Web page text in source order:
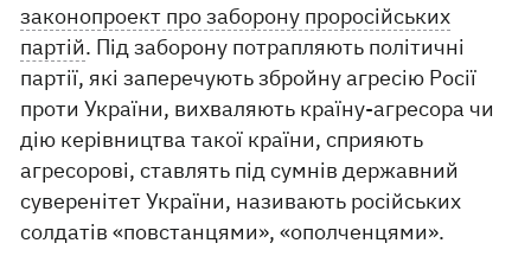
законопроект про заборону проросійських
партій. Під заборону потрапляють політичні
партії, які заперечують збройну агресію Росії
проти України, вихваляють країну-агресора чи
дію керівництва такої країни, сприяють
агресорові, ставлять під сумнів державний
суверенітет України, називають російських
солдатів «повстанцями», «ополченцями».